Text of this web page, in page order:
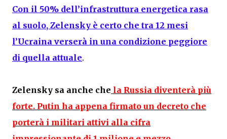
Con il 50% dell’infrastruttura energetica rasa
al suolo, Zelensky è certo che tra 12 mesi
l’Ucraina verserà in una condizione peggiore
di quella attuale.
Zelensky sa anche che la Russia diventerà più
forte. Putin ha appena firmato un decreto che
porterà i militari attivi alla cifra